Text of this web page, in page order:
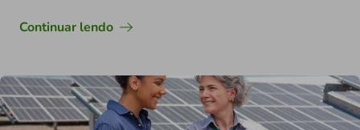
Continuar lendo